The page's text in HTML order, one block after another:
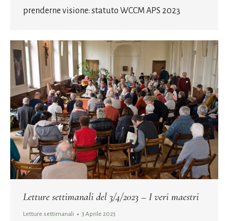
prenderne visione: statuto WCCM APS 2023
Letture settimanali del 3/4/2023 – I veri maestri
Letture settimanali 3 Aprile 2023